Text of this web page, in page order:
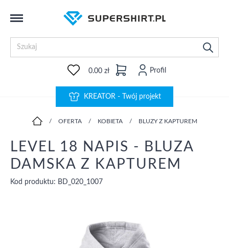
0.00 zł Profil
KREATOR - Twój projekt
/ OFERTA / KOBIETA / BLUZY Z KAPTUREM
LEVEL 18 NAPIS - BLUZA
DAMSKA Z KAPTUREM
Kod produktu: BD_020_1007